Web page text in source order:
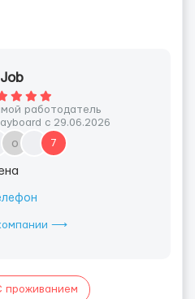
Job
работодатель
с 29.06.2026
о 7
⟶
проживанием